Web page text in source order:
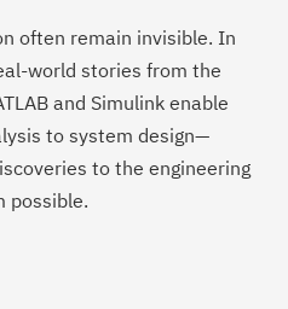
often remain invisible. In
world stories from the
and Simulink enable
to system design—
to the engineering
possible.